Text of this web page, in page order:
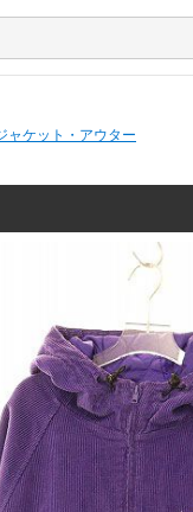
ャケット・アウター